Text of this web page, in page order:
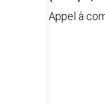
Appel à